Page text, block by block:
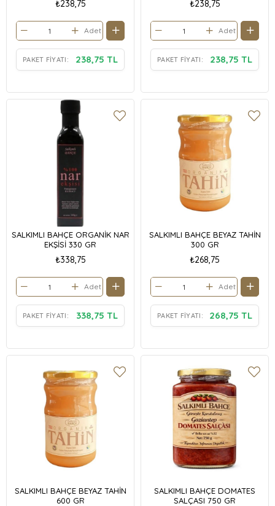
₺238,75
Adet
PAKET FIYATI: 238,75 TL
₺238,75
Adet
PAKET FIYATI: 238,75 TL
SALKIMLI BAHÇE ORGANİK NAR
EKŞİSİ 330 GR
₺338,75
Adet
PAKET FIYATI: 338,75 TL
SALKIMLI BAHÇE BEYAZ TAHİN
300 GR
₺268,75
Adet
PAKET FIYATI: 268,75 TL
SALKIMLI BAHÇE BEYAZ TAHİN
600 GR
SALKIMLI BAHÇE DOMATES
SALÇASI 750 GR